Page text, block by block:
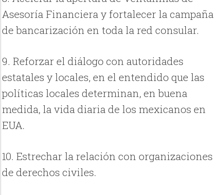
Asesoría Financiera y fortalecer la campaña
de bancarización en toda la red consular.
9. Reforzar el diálogo con autoridades
estatales y locales, en el entendido que las
políticas locales determinan, en buena
medida, la vida diaria de los mexicanos en
EUA.
10. Estrechar la relación con organizaciones
de derechos civiles.